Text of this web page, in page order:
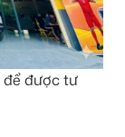
để được tư